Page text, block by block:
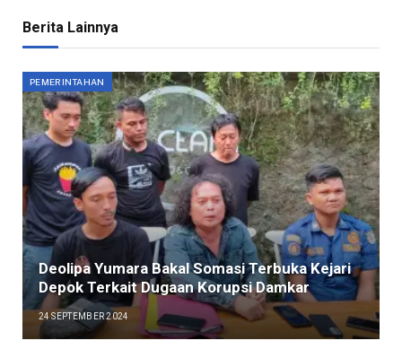
Berita Lainnya
PEMERINTAHAN
Deolipa Yumara Bakal Somasi Terbuka Kejari
Depok Terkait Dugaan Korupsi Damkar
24 SEPTEMBER 2024